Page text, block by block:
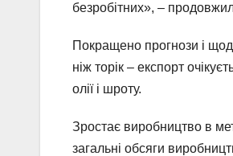
безробітних», –
Покращено прогнози і
ніж торік – експорт
олії і шроту.
Зростає виробництво в
загальні обсяги